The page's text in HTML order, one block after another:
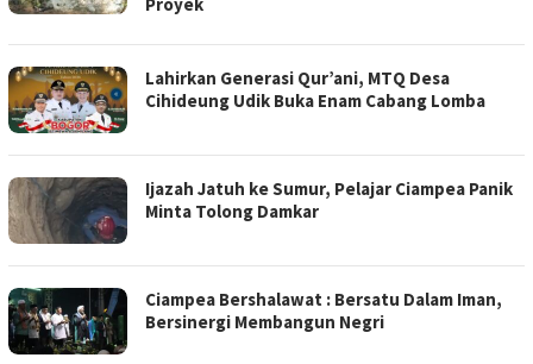
Proyek ‎
‎Lahirkan Generasi Qur’ani, MTQ Desa
Cihideung Udik Buka Enam Cabang Lomba
Ijazah Jatuh ke Sumur, Pelajar Ciampea Panik
Minta Tolong Damkar
Ciampea Bershalawat : Bersatu Dalam Iman,
Bersinergi Membangun Negri